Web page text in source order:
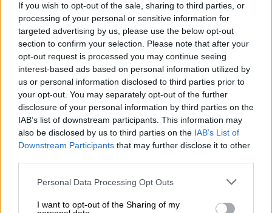
If you wish to opt-out of the sale, sharing to third parties, or
processing of your personal or sensitive information for
targeted advertising by us, please use the below opt-out
section to confirm your selection. Please note that after your
opt-out request is processed you may continue seeing
interest-based ads based on personal information utilized by
us or personal information disclosed to third parties prior to
your opt-out. You may separately opt-out of the further
disclosure of your personal information by third parties on the
IAB’s list of downstream participants. This information may
also be disclosed by us to third parties on the IAB’s List of
Downstream Participants that may further disclose it to other
Please note that this website/app uses one or more Google
not limited to your visit or usage behaviour. You may click to
Personal Data Processing Opt Outs
I want to opt-out of the Sharing of my
διακριτικό τίτλο «ΑΛΤΕΡ ΕΓΚΟ Μ.Μ.Ε. Α.Ε.»
καθώς και το φυσικό πρόσωπο Ε.Μ., κατά τη
διεξαγωγή αιφνιδιαστικού επιτόπιου
ελέγχου για παρακώλυση-δυσχέρανση
έρευνας της Γενικής Διεύθυνσης
Ανταγωνισμού (ΓΔΑ) διαπίστωσε ομόφωνα
ότι η εταιρεία ΑΛΤΕΡ ΕΓΚΟ και το φυσικό
πρόσωπο παραβίασαν το προαναφερόμενο
άρθρο και, αφού έλαβε υπόψη την ιδιαίτερη
σοβαρότητα της εν λόγω συμπεριφοράς, την
απαξία και την επίπτωσή της στη
διενεργούμενη έρευνα, επέβαλε πρόστιμο
ύψους διακοσίων χιλιάδων (200.000,00)